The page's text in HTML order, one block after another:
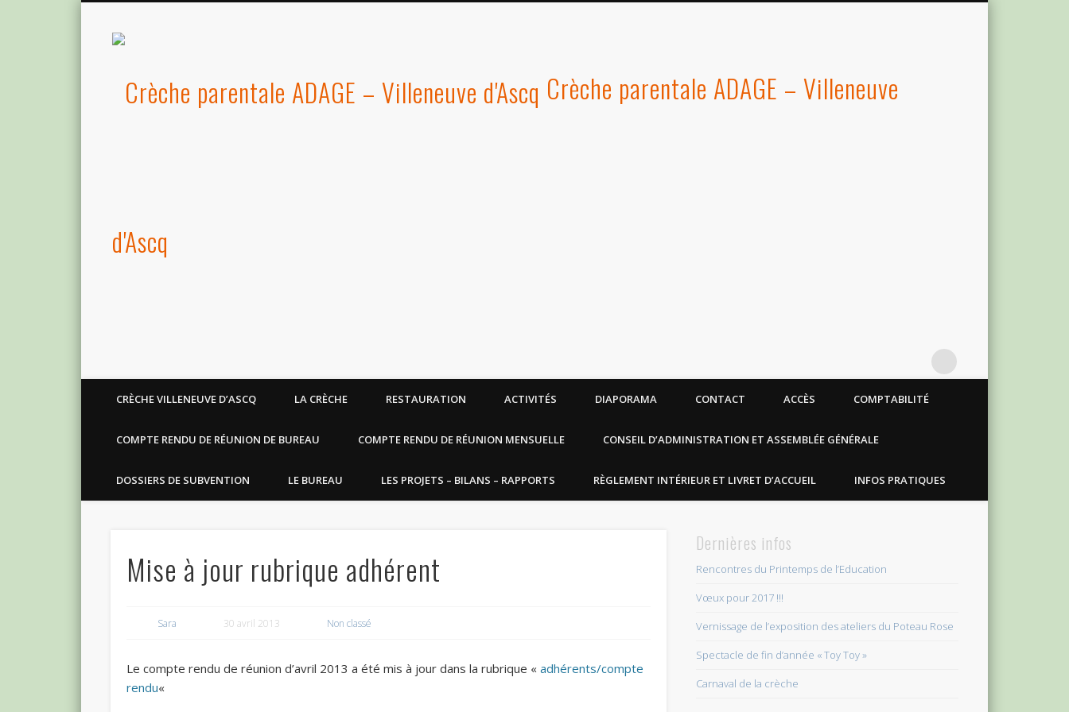
Crèche parentale ADAGE – Villeneuve
d'Ascq
CRÈCHE VILLENEUVE D’ASCQ LA CRÈCHE RESTAURATION ACTIVITÉS DIAPORAMA CONTACT ACCÈS COMPTABILITÉ
COMPTE RENDU DE RÉUNION DE BUREAU COMPTE RENDU DE RÉUNION MENSUELLE CONSEIL D’ADMINISTRATION ET ASSEMBLÉE GÉNÉRALE
DOSSIERS DE SUBVENTION LE BUREAU LES PROJETS – BILANS – RAPPORTS RÈGLEMENT INTÉRIEUR ET LIVRET D’ACCUEIL INFOS PRATIQUES
Mise à jour rubrique adhérent
Sara 30 avril 2013 Non classé
Le compte rendu de réunion d’avril 2013 a été mis à jour dans la rubrique « adhérents/compte
rendu«
Dernières infos
Rencontres du Printemps de l’Education
Vœux pour 2017 !!!
Vernissage de l’exposition des ateliers du Poteau Rose
Spectacle de fin d’année « Toy Toy »
Carnaval de la crèche